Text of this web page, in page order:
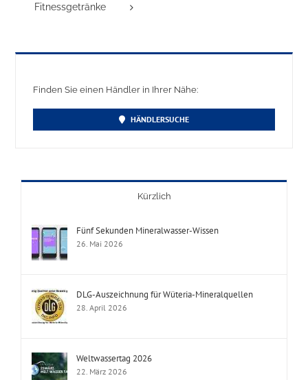
Fitnessgetränke
Finden Sie einen Händler in Ihrer Nähe:
HÄNDLERSUCHE
Kürzlich
Fünf Sekunden Mineralwasser-Wissen
26. Mai 2026
DLG-Auszeichnung für Wüteria-Mineralquellen
28. April 2026
Weltwassertag 2026
22. März 2026